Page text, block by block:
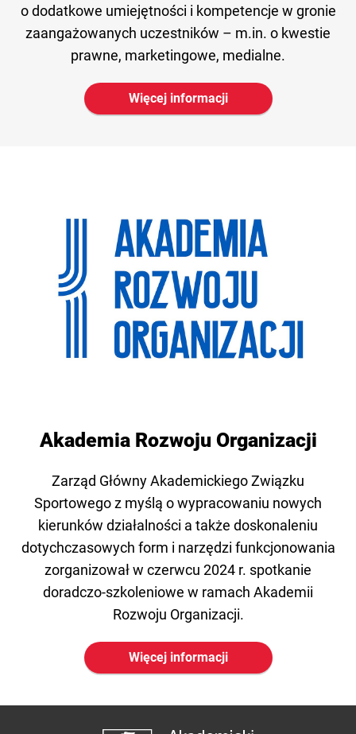
o dodatkowe umiejętności i kompetencje w gronie
zaangażowanych uczestników – m.in. o kwestie
prawne, marketingowe, medialne.
Więcej informacji
Akademia Rozwoju Organizacji
Zarząd Główny Akademickiego Związku
Sportowego z myślą o wypracowaniu nowych
kierunków działalności a także doskonaleniu
dotychczasowych form i narzędzi funkcjonowania
zorganizował w czerwcu 2024 r. spotkanie
doradczo-szkoleniowe w ramach Akademii
Rozwoju Organizacji.
Więcej informacji